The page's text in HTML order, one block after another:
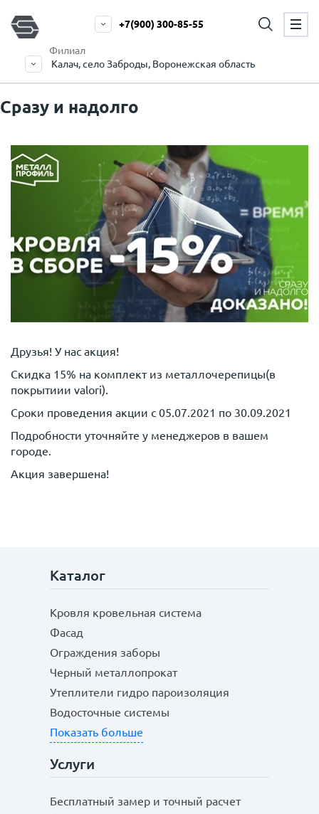
Филиал
Калач, село Заброды, Воронежская область
+7(900) 300-85-55
Сразу и надолго
Друзья! У нас акция!
Скидка 15% на комплект из металлочерепицы(в
покрытиии valori).
Сроки проведения акции с 05.07.2021 по 30.09.2021
Подробности уточняйте у менеджеров в вашем
городе.
Акция завершена!
Каталог
Кровля кровельная система
Фасад
Ограждения заборы
Черный металлопрокат
Утеплители гидро пароизоляция
Водосточные системы
Показать больше
Услуги
Бесплатный замер и точный расчет